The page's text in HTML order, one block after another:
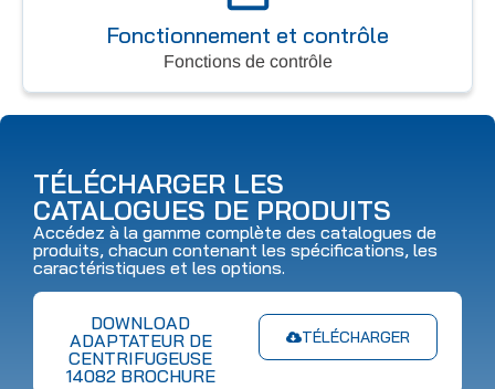
Fonctionnement et contrôle
Fonctions de contrôle
TÉLÉCHARGER LES
CATALOGUES DE PRODUITS
Accédez à la gamme complète des catalogues de
produits, chacun contenant les spécifications, les
caractéristiques et les options.
TÉLÉCHARGER
DOWNLOAD
ADAPTATEUR DE
CENTRIFUGEUSE
14082 BROCHURE